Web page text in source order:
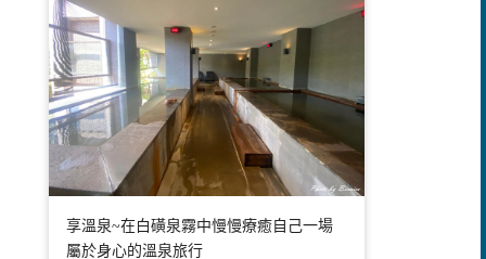
享溫泉~在白磺泉霧中慢慢療癒自己一場
屬於身心的溫泉旅行